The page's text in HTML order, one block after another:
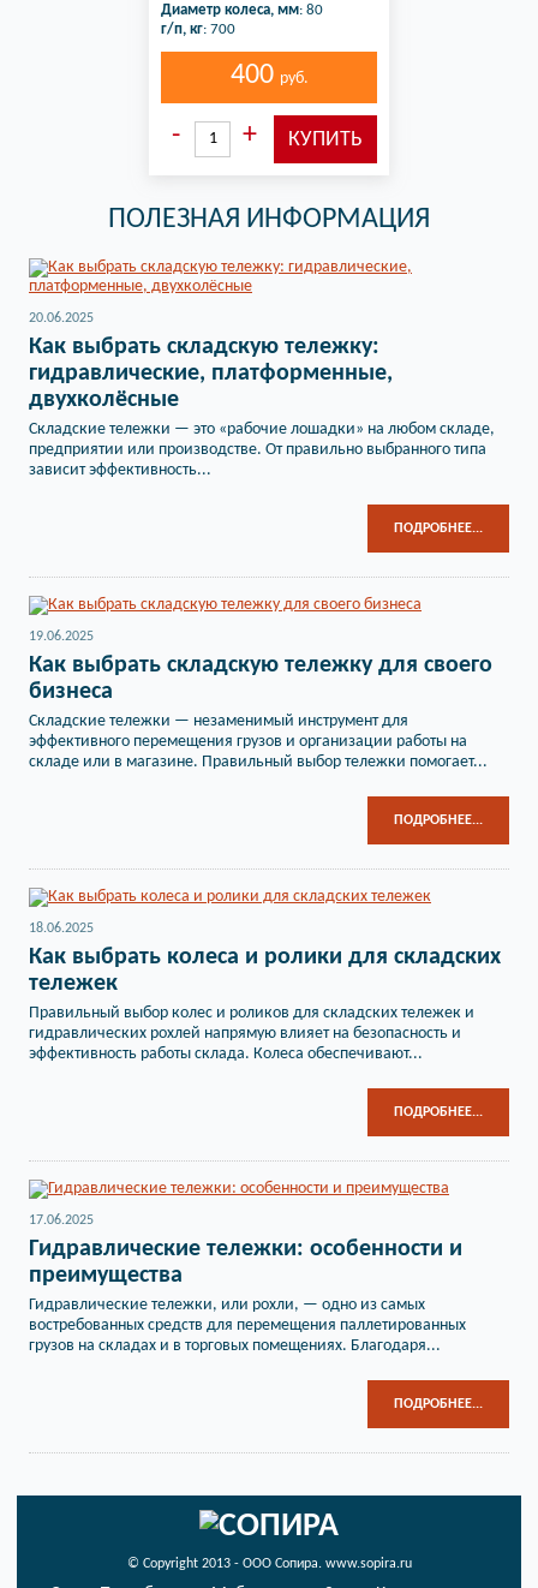
Диаметр колеса, мм: 80
г/п, кг: 700
400 руб.
ПОЛЕЗНАЯ ИНФОРМАЦИЯ
20.06.2025
Как выбрать складскую тележку:
гидравлические, платформенные,
двухколёсные
Складские тележки — это «рабочие лошадки» на любом складе,
предприятии или производстве. От правильно выбранного типа
зависит эффективность...
ПОДРОБНЕЕ...
19.06.2025
Как выбрать складскую тележку для своего
бизнеса
Складские тележки — незаменимый инструмент для
эффективного перемещения грузов и организации работы на
складе или в магазине. Правильный выбор тележки помогает...
ПОДРОБНЕЕ...
18.06.2025
Как выбрать колеса и ролики для складских
тележек
Правильный выбор колес и роликов для складских тележек и
гидравлических рохлей напрямую влияет на безопасность и
эффективность работы склада. Колеса обеспечивают...
ПОДРОБНЕЕ...
17.06.2025
Гидравлические тележки: особенности и
преимущества
Гидравлические тележки, или рохли, — одно из самых
востребованных средств для перемещения паллетированных
грузов на складах и в торговых помещениях. Благодаря...
ПОДРОБНЕЕ...
© Copyright 2013 - ООО Сопира. www.sopira.ru